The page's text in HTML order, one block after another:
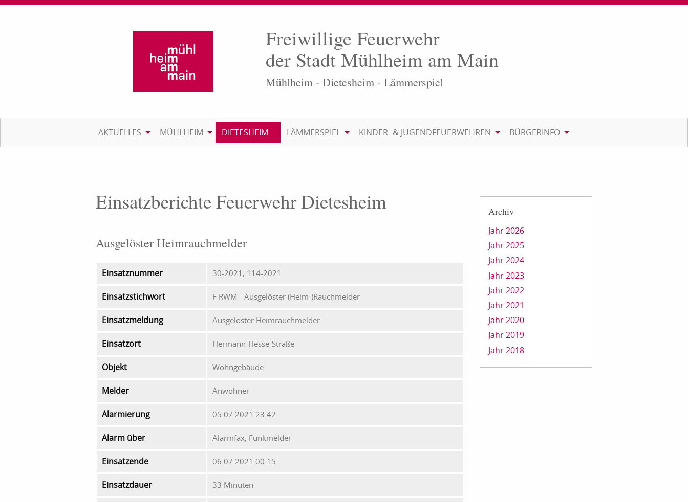
Freiwillige Feuerwehr
der Stadt Mühlheim am Main
Mühlheim - Dietesheim - Lämmerspiel
AKTUELLES MÜHLHEIM DIETESHEIM LÄMMERSPIEL KINDER- & JUGENDFEUERWEHREN BÜRGERINFO
Einsatzberichte Feuerwehr Dietesheim
Ausgelöster Heimrauchmelder
Einsatznummer 30-2021, 114-2021
Einsatzstichwort F RWM - Ausgelöster (Heim-)Rauchmelder
Einsatzmeldung Ausgelöster Heimrauchmelder
Einsatzort Hermann-Hesse-Straße
Objekt Wohngebäude
Melder Anwohner
Alarmierung 05.07.2021 23:42
Alarm über Alarmfax, Funkmelder
Einsatzende 06.07.2021 00:15
Einsatzdauer 33 Minuten
Archiv
Jahr 2026
Jahr 2025
Jahr 2024
Jahr 2023
Jahr 2022
Jahr 2021
Jahr 2020
Jahr 2019
Jahr 2018